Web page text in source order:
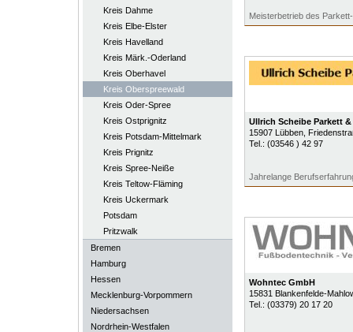
Kreis Dahme
Kreis Elbe-Elster
Kreis Havelland
Kreis Märk.-Oderland
Kreis Oberhavel
Kreis Oberspreewald
Kreis Oder-Spree
Kreis Ostprignitz
Kreis Potsdam-Mittelmark
Kreis Prignitz
Kreis Spree-Neiße
Kreis Teltow-Fläming
Kreis Uckermark
Potsdam
Pritzwalk
Bremen
Hamburg
Hessen
Mecklenburg-Vorpommern
Niedersachsen
Nordrhein-Westfalen
Meisterbetrieb des
Ullrich Scheibe Parkett
15907 Lübben,
Tel.: (03546 ) 42 97
Jahrelange
Wohntec GmbH
15831 Blankenfelde-
Tel.: (03379) 20 17 20